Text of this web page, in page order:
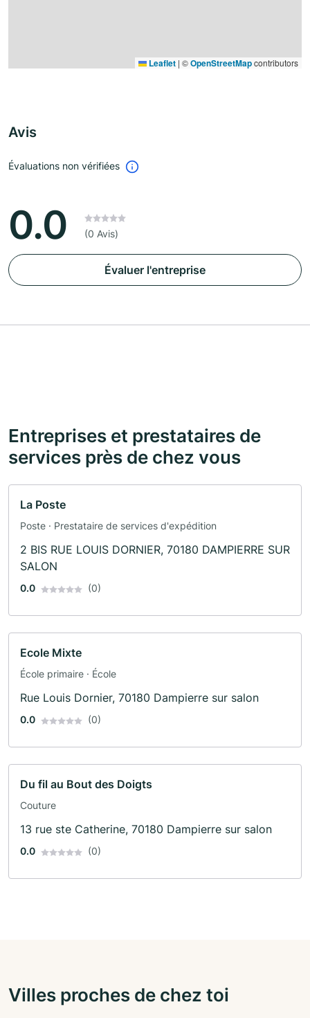
Leaflet | ©OpenStreetMapcontributors
Avis
Évaluations non vérifiées
0.0 (0 Avis)
Évaluer l'entreprise
Entreprises et prestataires de
services près de chez vous
La Poste
Poste · Prestataire de services d'expédition
2 BIS RUE LOUIS DORNIER, 70180 DAMPIERRE SUR
SALON
0.0 (0)
Ecole Mixte
École primaire · École
Rue Louis Dornier, 70180 Dampierre sur salon
0.0 (0)
Du fil au Bout des Doigts
Couture
13 rue ste Catherine, 70180 Dampierre sur salon
0.0 (0)
Villes proches de chez toi